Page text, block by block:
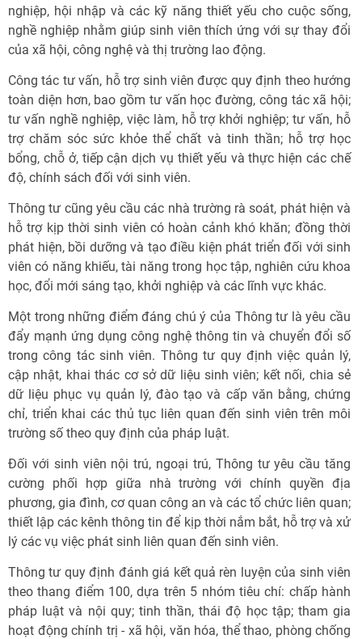
nghiệp, hội nhập và các kỹ năng thiết yếu cho cuộc sống,
nghề nghiệp nhằm giúp sinh viên thích ứng với sự thay đổi
của xã hội, công nghệ và thị trường lao động.
Công tác tư vấn, hỗ trợ sinh viên được quy định theo hướng
toàn diện hơn, bao gồm tư vấn học đường, công tác xã hội;
tư vấn nghề nghiệp, việc làm, hỗ trợ khởi nghiệp; tư vấn, hỗ
trợ chăm sóc sức khỏe thể chất và tinh thần; hỗ trợ học
bổng, chỗ ở, tiếp cận dịch vụ thiết yếu và thực hiện các chế
độ, chính sách đối với sinh viên.
Thông tư cũng yêu cầu các nhà trường rà soát, phát hiện và
hỗ trợ kịp thời sinh viên có hoàn cảnh khó khăn; đồng thời
phát hiện, bồi dưỡng và tạo điều kiện phát triển đối với sinh
viên có năng khiếu, tài năng trong học tập, nghiên cứu khoa
học, đổi mới sáng tạo, khởi nghiệp và các lĩnh vực khác.
Một trong những điểm đáng chú ý của Thông tư là yêu cầu
đẩy mạnh ứng dụng công nghệ thông tin và chuyển đổi số
trong công tác sinh viên. Thông tư quy định việc quản lý,
cập nhật, khai thác cơ sở dữ liệu sinh viên; kết nối, chia sẻ
dữ liệu phục vụ quản lý, đào tạo và cấp văn bằng, chứng
chỉ, triển khai các thủ tục liên quan đến sinh viên trên môi
trường số theo quy định của pháp luật.
Đối với sinh viên nội trú, ngoại trú, Thông tư yêu cầu tăng
cường phối hợp giữa nhà trường với chính quyền địa
phương, gia đình, cơ quan công an và các tổ chức liên quan;
thiết lập các kênh thông tin để kịp thời nắm bắt, hỗ trợ và xử
lý các vụ việc phát sinh liên quan đến sinh viên.
Thông tư quy định đánh giá kết quả rèn luyện của sinh viên
theo thang điểm 100, dựa trên 5 nhóm tiêu chí: chấp hành
pháp luật và nội quy; tinh thần, thái độ học tập; tham gia
hoạt động chính trị - xã hội, văn hóa, thể thao, phòng chống